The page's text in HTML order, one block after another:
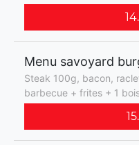
Menu savoyard
Steak 100g, bacon,
barbecue + frites + 1